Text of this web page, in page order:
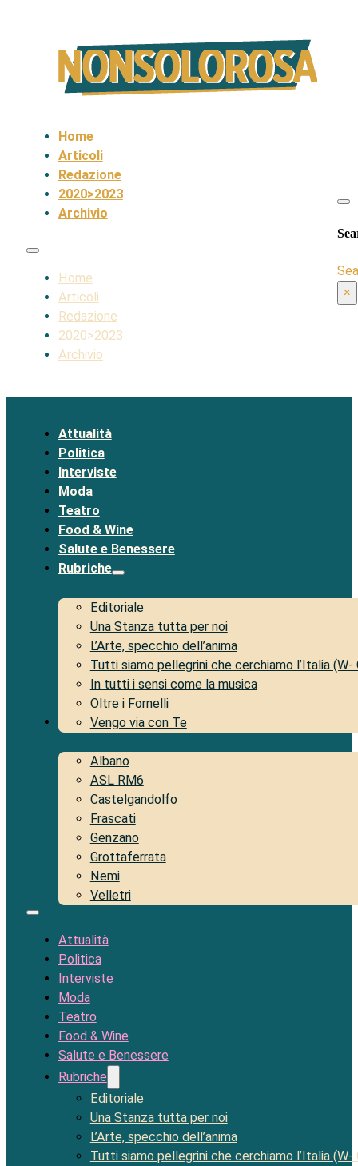
Home
Articoli
Redazione
2020>2023
Archivio
Home
Articoli
Redazione
2020>2023
Archivio
×
Attualità
Politica
Interviste
Moda
Teatro
Food & Wine
Salute e Benessere
Rubriche
Editoriale
Una Stanza tutta per noi
L’Arte, specchio dell’anima
Tutti siamo pellegrini che cerchiamo l’Italia (W-
In tutti i sensi come la musica
Oltre i Fornelli
Vengo via con Te
Territorio
Albano
ASL RM6
Castelgandolfo
Frascati
Genzano
Grottaferrata
Nemi
Velletri
Attualità
Politica
Interviste
Moda
Teatro
Food & Wine
Salute e Benessere
Rubriche
Editoriale
Una Stanza tutta per noi
L’Arte, specchio dell’anima
Tutti siamo pellegrini che cerchiamo l’Italia (W-